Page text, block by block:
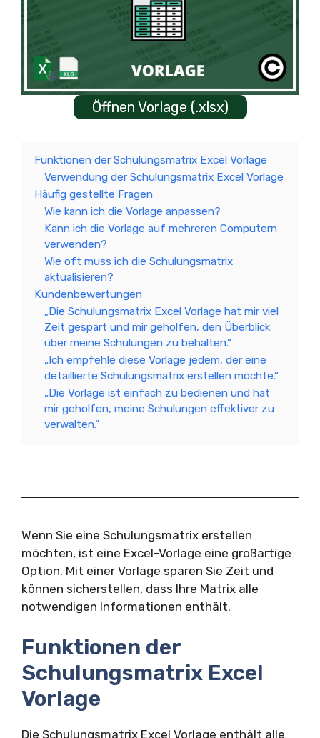
Öffnen Vorlage (.xlsx)
Funktionen der Schulungsmatrix Excel Vorlage
Verwendung der Schulungsmatrix Excel Vorlage
Häufig gestellte Fragen
Wie kann ich die Vorlage anpassen?
Kann ich die Vorlage auf mehreren Computern
verwenden?
Wie oft muss ich die Schulungsmatrix
aktualisieren?
Kundenbewertungen
„Die Schulungsmatrix Excel Vorlage hat mir viel
Zeit gespart und mir geholfen, den Überblick
über meine Schulungen zu behalten.“
„Ich empfehle diese Vorlage jedem, der eine
detaillierte Schulungsmatrix erstellen möchte.“
„Die Vorlage ist einfach zu bedienen und hat
mir geholfen, meine Schulungen effektiver zu
verwalten.“
Wenn Sie eine Schulungsmatrix erstellen
möchten, ist eine Excel-Vorlage eine großartige
Option. Mit einer Vorlage sparen Sie Zeit und
können sicherstellen, dass Ihre Matrix alle
notwendigen Informationen enthält.
Funktionen der
Schulungsmatrix Excel
Vorlage
Die Schulungsmatrix Excel Vorlage enthält alle